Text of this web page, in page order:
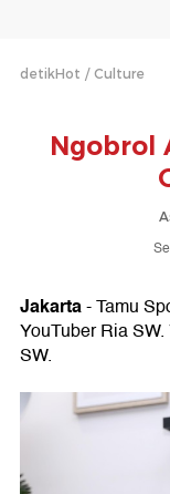
detikHot Culture
Ngobrol
Jakarta- Tamu
YouTuber Ria
SW.